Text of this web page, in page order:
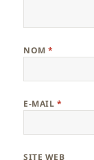
NOM*
E-MAIL *
SITE WEB